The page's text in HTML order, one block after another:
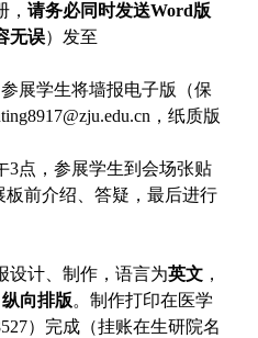
， 请务必同时发送Word版
无误）发至
展学生将墙报电子版（保
@zju.edu.cn，纸质版
3点，参展学生到会场张贴
板前介绍、答疑，最后进行
设计、制作，语言为英文 ，
纵向排版。制作打印在医学
）完成（挂账在生研院名